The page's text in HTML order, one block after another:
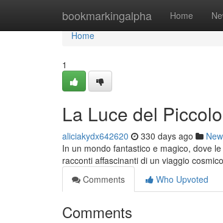
bookmarkingalpha Home
Home
Home
1
La Luce del
aliciakydx642620 330 days ago
In un mondo fantastico e magico, dove
racconti affascinanti di un viaggio
Comments
Who Upvoted
Comments